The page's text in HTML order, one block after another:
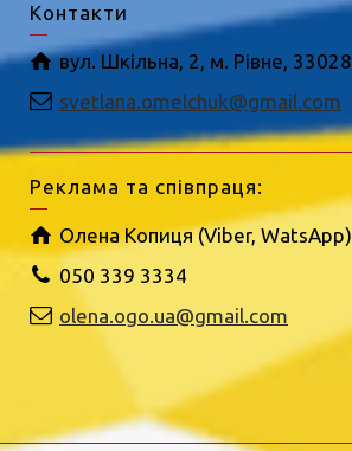
Контакти
вул. Шкільна, 2, м. Рівне, 33028
svetlana.omelchuk@gmail.com
Реклама та співпраця:
Олена Копиця (Viber, WatsApp)
050 339 3334
olena.ogo.ua@gmail.com